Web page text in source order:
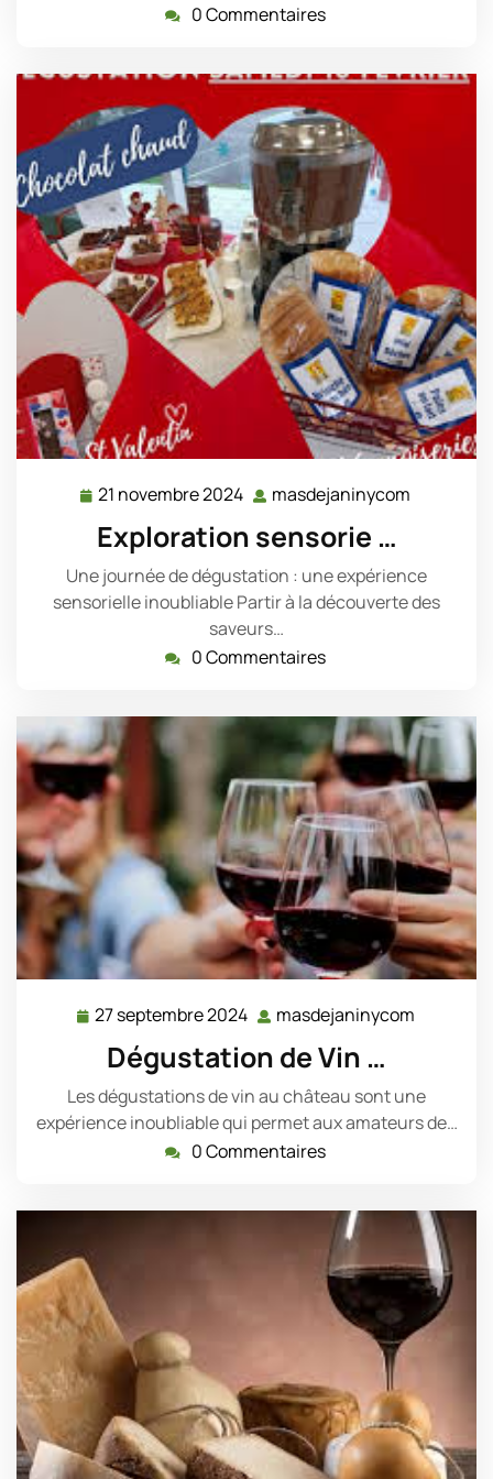
0 Commentaires
21 novembre 2024 21
2024
masdejaninycom
Exploration sensorie …
Une journée de dégustation : une expérience
sensorielle inoubliable Partir à la découverte des
saveurs…
0 Commentaires
27 septembre 2024 27
septembre
2024
masdejaninycom
Dégustation de Vin …
Les dégustations de vin au château sont une
expérience inoubliable qui permet aux amateurs de…
0 Commentaires